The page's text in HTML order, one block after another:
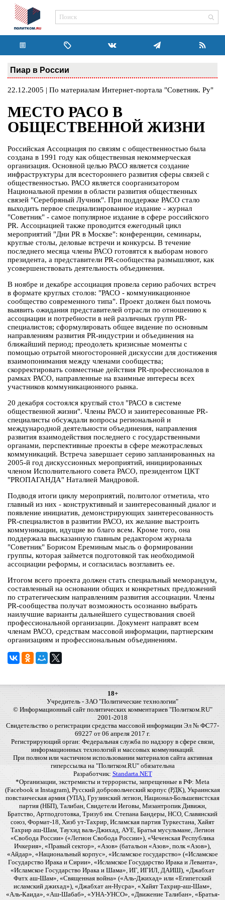
Пиар в России
22.12.2005 | По материалам Интернет-портала "Советник. Ру"
МЕСТО РАСО В
ОБЩЕСТВЕННОЙ ЖИЗНИ
Российская Ассоциация по связям с общественностью была
создана в 1991 году как общественная некоммерческая
организация. Основной целью РАСО является создание
инфраструктуры для всестороннего развития сферы связей с
общественностью. РАСО является соорганизатором
Национальной премии в области развития общественных
связей "Серебряный Лучник". При поддержке РАСО стало
выходить первое специализированное издание - журнал
"Советник" - самое популярное издание в сфере российского
PR. Ассоциацией также проводится ежегодный цикл
мероприятий "Дни PR в Москве": конференции, семинары,
круглые столы, деловые встречи и конкурсы. В течение
последнего месяца члены РАСО готовятся к выборам нового
президента, а представители PR-сообщества размышляют, как
усовершенствовать деятельность объединения.
В ноябре и декабре ассоциация провела серию рабочих встреч
в формате круглых столов: "РАСО - коммуникационное
сообщество современного типа". Проект должен был помочь
выявить ожидания представителей отрасли по отношению к
ассоциации и потребности в ней различных групп PR-
специалистов; сформулировать общее видение по основным
направлениям развития PR-индустрии и объединения на
ближайший период; преодолеть кризисные моменты с
помощью отрытой многосторонней дискуссии для достижения
взаимопонимания между членами сообщества;
скорректировать совместные действия PR-профессионалов в
рамках РАСО, направленные на взаимные интересы всех
участников коммуникационного рынка.
20 декабря состоялся круглый стол "РАСО в системе
общественной жизни". Члены РАСО и заинтересованные PR-
специалисты обсуждали вопросы региональной и
международной деятельности объединения, направления
развития взаимодействия последнего с государственными
органами, перспективные проекты в сфере межотраслевых
коммуникаций. Встреча завершает серию запланированных на
2005-й год дискуссионных мероприятий, инициированных
членом Исполнительного совета РАСО, президентом ЦКТ
"PRОПАГАНДА" Наталией Мандровой.
Подводя итоги циклу мероприятий, политолог отметила, что
главный из них - конструктивный и заинтересованный диалог и
появление инициатив, демонстрирующих заинтересованность
PR-специалистов в развитии РАСО, их желание выстроить
коммуникации, идущие во благо всем. Кроме того, она
поддержала высказанную главным редактором журнала
"Советник" Борисом Ереминым мысль о формировании
группы, которая займется подготовкой так необходимой
ассоциации реформы, и согласилась возглавить ее.
Итогом всего проекта должен стать специальный меморандум,
составленный на основании общих и конкретных предложений
по стратегическим направлениям развития ассоциации. Члены
PR-сообщества получат возможность осознанно выбрать
наилучшие варианты дальнейшего существования своей
профессиональной организации. Документ направят всем
членам РАСО, средствам массовой информации, партнерским
организациям и профессиональным объединениям.
18+
Учредитель - ЗАО "Политические технологии"
© Информационный сайт политических комментариев "Политком.RU"
2001-2018
Свидетельство о регистрации средства массовой информации Эл № ФС77-
69227 от 06 апреля 2017 г.
Регистрирующий орган: Федеральная служба по надзору в сфере связи,
информационных технологий и массовых коммуникаций.
При полном или частичном использовании материалов сайта активная
гиперссылка на "Политком.RU" обязательна
Разработчик: Standarta.NET
*Организации, экстремисты и террористы, запрещенные в РФ: Meta
(Facebook и Instagram), Русский добровольческий корпус (РДК), Украинская
повстанческая армия (УПА), Грузинский легион, Национал-Большевистская
партия (НБП), Талибан, Свидетели Иеговы, Мизантропик Дивижн,
Братство, Артподготовка, Тризуб им. Степана Бандеры, НСО, Славянский
союз, Формат-18, Хизб ут-Тахрир, Исламская партия Туркестана, Хайят
Тахрир аш-Шам, Таухид валь-Джихад, АУЕ, Братья мусульмане, Легион
«Свобода России» («Легион Свобода России»), «Чеченская Республика
Ичкерия», «Правый сектор», «Азов» (батальон «Азов», полк «Азов»),
«Айдар», «Национальный корпус», «Исламское государство» («Исламское
Государство Ирака и Сирии», «Исламское Государство Ирака и Леванта»,
«Исламское Государство Ирака и Шама», ИГ, ИГИЛ, ДАИШ), «Джабхат
Фатх аш-Шам», «Священная война» («Аль-Джихад» или «Египетский
исламский джихад»), «Джабхат ан-Нусра», «Хайят Тахрир-аш-Шам»,
«Аль-Каида», «Аш-Шабаб», «УНА-УНСО», «Движение Талибан», «Братья-